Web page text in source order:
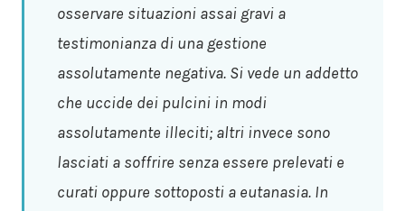
osservare situazioni assai gravi a
testimonianza di una gestione
assolutamente negativa. Si vede un addetto
che uccide dei pulcini in modi
assolutamente illeciti; altri invece sono
lasciati a soffrire senza essere prelevati e
curati oppure sottoposti a eutanasia. In